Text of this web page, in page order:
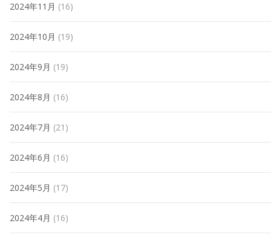
2024年11月 (16)
2024年10月 (19)
2024年9月 (19)
2024年8月 (16)
2024年7月 (21)
2024年6月 (16)
2024年5月 (17)
2024年4月 (16)